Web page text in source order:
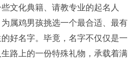
文化典籍、请教专业的起名人
属鸡男孩挑选一个最合适、最有
好名字。毕竟，名字不仅仅是一
路上的一份特殊礼物，承载着满